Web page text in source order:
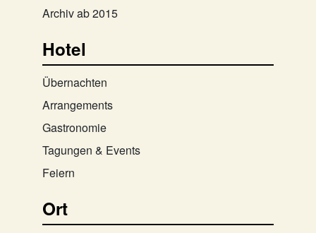
Archiv ab 2015
Hotel
Übernachten
Arrangements
Gastronomie
Tagungen & Events
Feiern
Ort